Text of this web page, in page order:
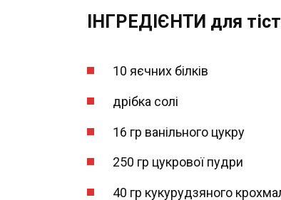
ІНГРЕДІЄНТИ для
10 яєчних білків
дрібка солі
16 гр ванільного цукру
250 гр цукрової пудри
40 гр кукурудзяного